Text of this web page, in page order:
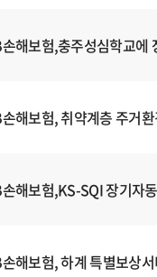
해보험,충주성심학교에
해보험, 취약계층 주거
해보험,KS-SQI 장기자
해보험, 하계 특별보상